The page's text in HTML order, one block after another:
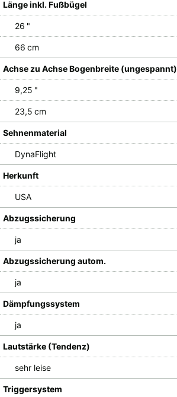
Länge inkl. Fußbügel
26 "
66 cm
Achse zu Achse Bogenbreite (ungespannt)
9,25 "
23,5 cm
Sehnenmaterial
DynaFlight
Herkunft
USA
Abzugssicherung
ja
Abzugssicherung autom.
ja
Dämpfungssystem
ja
Lautstärke (Tendenz)
sehr leise
Triggersystem